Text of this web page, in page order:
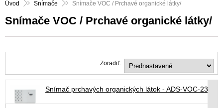
Úvod Snímače Snímače VOC / Prchavé organické látky/
Snímače VOC / Prchavé organické látky/
Zoradiť:
Snímač prchavých organických látok - ADS-VOC-230